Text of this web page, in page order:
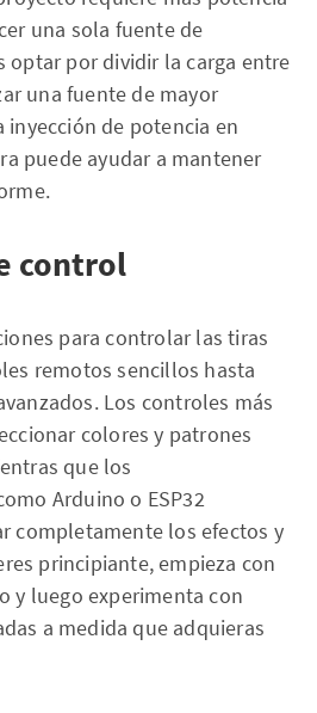
una sola fuente de
optar por dividir la carga entre
una fuente de mayor
inyección de potencia en
puede ayudar a mantener
control
para controlar las tiras
remotos sencillos hasta
Los controles más
colores y patrones
que los
Arduino o ESP32
completamente los efectos y
principiante, empieza con
y luego experimenta con
a medida que adquieras